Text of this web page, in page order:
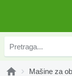
Mašine za